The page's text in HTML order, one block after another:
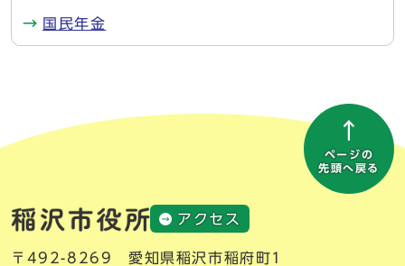
国民年金
ページの
先頭へ戻る
アクセス
〒492-8269 愛知県稲沢市稲府町1